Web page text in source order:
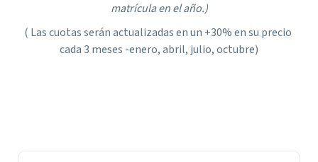
matrícula en el año.)
( Las cuotas serán actualizadas en un +30% en su precio
cada 3 meses -enero, abril, julio, octubre)